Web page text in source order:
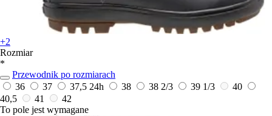
+2
Rozmiar
*
Przewodnik po rozmiarach
36
37 37,5 24h 38 38 2/3 39 1/3
40
40,5
41
42
To pole jest wymagane